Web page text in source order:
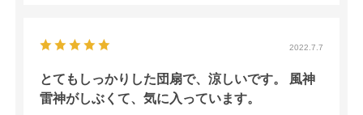
2022.7.7
とてもしっかりした団扇で、涼しいです。 風神
雷神がしぶくて、気に入っています。